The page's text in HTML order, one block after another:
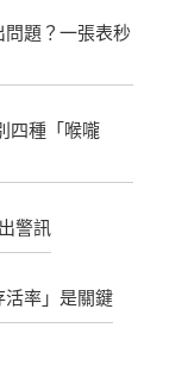
題？一張表秒
四種「喉嚨
警訊
活率」是關鍵